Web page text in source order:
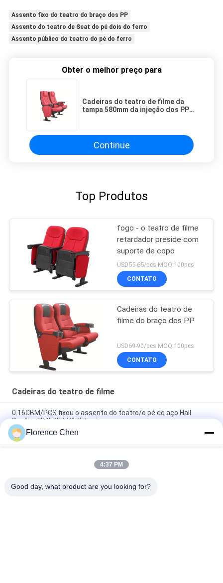
Assento fixo do teatro do braço dos PP
Assento do teatro de Seat do pé dois do ferro
Assento público do teatro do pé do ferro
Obter o melhor preço para
Cadeiras do teatro de filme da
tampa 580mm da injeção dos PP
Continue
Top Produtos
fogo - o teatro de filme
retardador preside com
suporte de copo
USD55-65/pcs MOQ:100pcs
CONTATO
Cadeiras do teatro de
filme do braço dos PP
USD69-90/pcs MOQ:100pcs
CONTATO
Cadeiras do teatro de filme
0.16CBM/PCS fixou o assento do teatro/o pé de aço Hall
Seating With Cold Roll do cinema
O teatro de filme ergonômico da aprovação do ISO do projeto
preside o assoalho - montado
O teatro à prova de fogo da tela assenta/assento comercial
Florence Chen
4:37 PM
Good day, what product are you looking for?